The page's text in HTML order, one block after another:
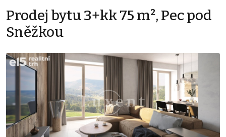
Prodej bytu 3+kk 75 m², Pec pod
Sněžkou